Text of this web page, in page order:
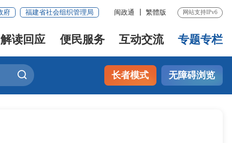
府 福建省社会组织管理局 闽政通 繁體版 网站支持IPv6
解读回应 便民服务 互动交流 专题专栏
长者模式 无障碍浏览